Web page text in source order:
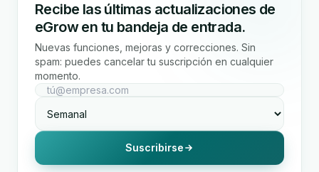
Recibe las últimas actualizaciones de
eGrow en tu bandeja de entrada.
Nuevas funciones, mejoras y correcciones. Sin
spam: puedes cancelar tu suscripción en cualquier
momento.
Suscribirse